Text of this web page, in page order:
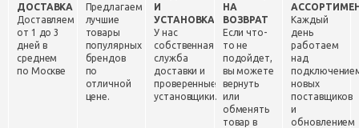
ДОСТАВКА
Доставляем
от 1 до 3
дней в
среднем
по Москве
Предлагаем
лучшие
товары
популярных
брендов
по
отличной
цене.
И
УСТАНОВКА
У нас
собственная
служба
доставки и
проверенные
установщики.
НА
ВОЗВРАТ
Если что-
то не
подойдет,
вы можете
вернуть
или
обменять
товар в
Каждый
день
работаем
над
новых
поставщиков
и
обновлением